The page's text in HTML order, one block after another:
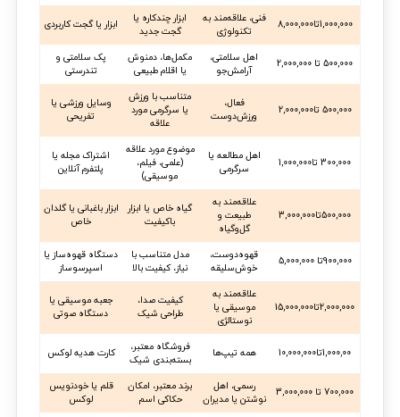
ابزار یا گجت کاربردی
ابزار چندکاره یا
گجت جدید
فنی، علاقه‌مند به
تکنولوژی
1,000,000تا8,000,000
پک سلامتی و
تندرستی
مکمل‌ها، دمنوش
یا اقلام طبیعی
اهل سلامتی،
آرامش‌جو
500,000 تا 2,000,000
وسایل ورزشی یا
تفریحی
متناسب با ورزش
یا سرگرمی مورد
علاقه
فعال،
ورزش‌دوست
500,000 تا2,000,000
اشتراک مجله یا
پلتفرم آنلاین
موضوع مورد علاقه
(علمی، فیلم،
موسیقی)
اهل مطالعه یا
سرگرمی
300,000 تا1,000,000
ابزار باغبانی یا گلدان
خاص
گیاه خاص یا ابزار
باکیفیت
علاقه‌مند به
طبیعت و
گل‌وگیاه
500,000تا3,000,000
دستگاه قهوه‌ساز یا
اسپرسوساز
مدل متناسب با
نیاز، کیفیت بالا
قهوه‌دوست،
خوش‌سلیقه
900,000تا 5,000,000
جعبه موسیقی یا
دستگاه صوتی
کیفیت صدا،
طراحی شیک
علاقه‌مند به
موسیقی یا
نوستالژی
2,000,000تا15,000,000
کارت هدیه لوکس
فروشگاه معتبر،
بسته‌بندی شیک
همه تیپ‌ها 1,000,00تا10,000,000
قلم یا خودنویس
لوکس
برند معتبر، امکان
حکاکی اسم
رسمی، اهل
نوشتن یا مدیران
700,000 تا 3,000,000